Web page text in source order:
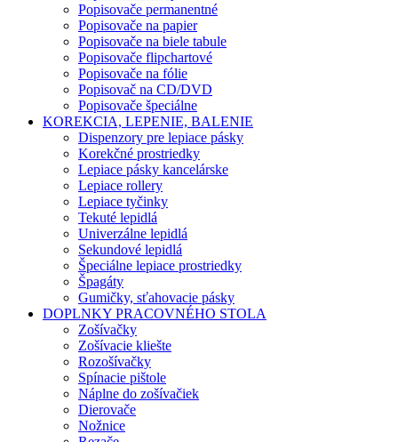
Popisovače permanentné
Popisovače na papier
Popisovače na biele tabule
Popisovače flipchartové
Popisovače na fólie
Popisovač na CD/DVD
Popisovače špeciálne
KOREKCIA, LEPENIE, BALENIE
Dispenzory pre lepiace pásky
Korekčné prostriedky
Lepiace pásky kancelárske
Lepiace rollery
Lepiace tyčinky
Tekuté lepidlá
Univerzálne lepidlá
Sekundové lepidlá
Špeciálne lepiace prostriedky
Špagáty
Gumičky, sťahovacie pásky
DOPLNKY PRACOVNÉHO STOLA
Zošívačky
Zošívacie kliešte
Rozošívačky
Spínacie pištole
Náplne do zošívačiek
Dierovače
Nožnice